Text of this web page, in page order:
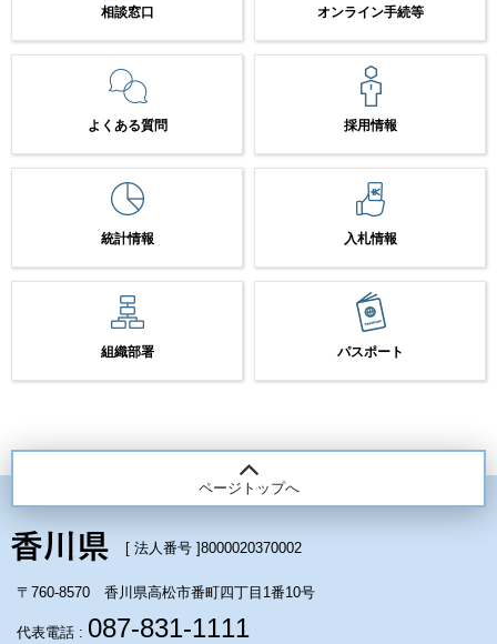
相談窓口 オンライン手続等
よくある質問 採用情報
統計情報 入札情報
組織部署 パスポート
ページトップへ
[ 法人番号 ]8000020370002
〒760-8570 香川県高松市番町四丁目1番10号
代表電話 : 087-831-1111